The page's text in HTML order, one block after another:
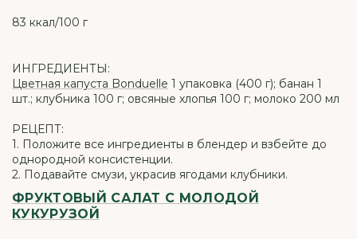
83 ккал/100 г
ИНГРЕДИЕНТЫ:
Цветная капуста Bonduelle 1 упаковка (400 г); банан 1
шт.; клубника 100 г; овсяные хлопья 100 г; молоко 200 мл
РЕЦЕПТ:
1. Положите все ингредиенты в блендер и взбейте до
однородной консистенции.
2. Подавайте смузи, украсив ягодами клубники.
ФРУКТОВЫЙ САЛАТ С МОЛОДОЙ
КУКУРУЗОЙ